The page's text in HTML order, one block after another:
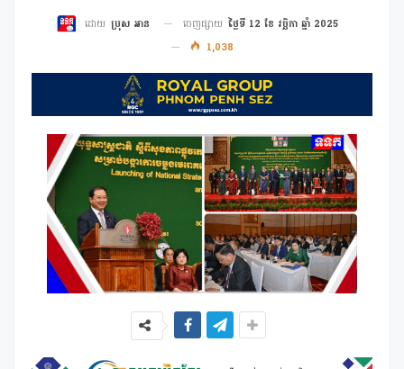
ដោយ ប្រុស អាន ចេញផ្សាយ ថ្ងៃទី 12 ខែ វច្ឆិកា ឆ្នាំ 2025
1,038